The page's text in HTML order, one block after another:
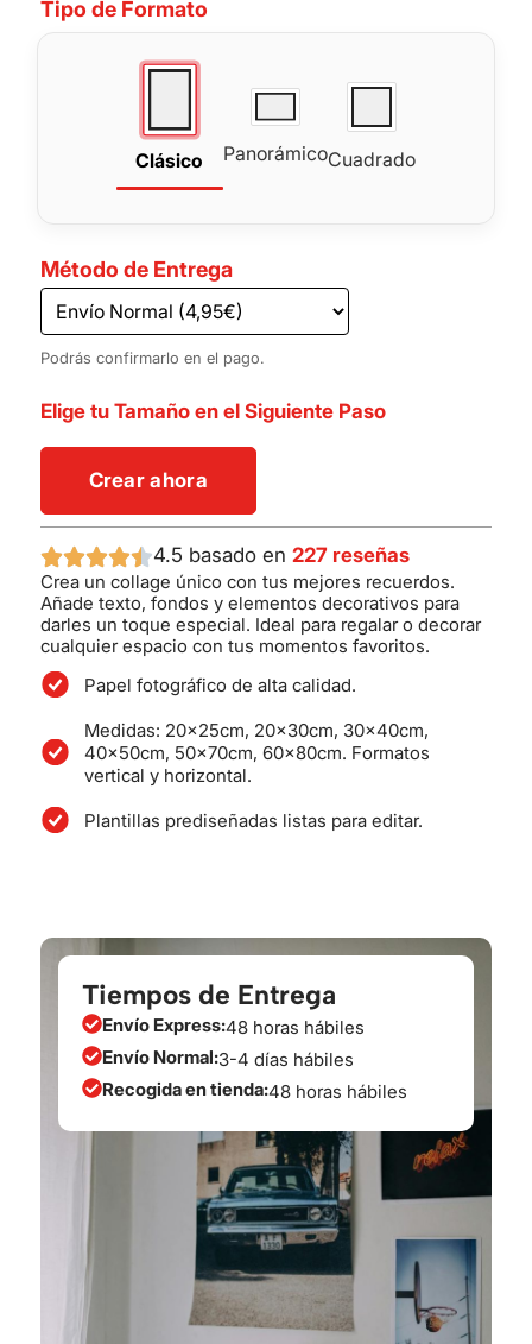
Tipo de Formato
Clásico PanorámicoCuadrado
Método de Entrega
Podrás confirmarlo en el pago.
Elige tu Tamaño en el Siguiente Paso
Crear ahora
4.5 basado en 227 reseñas
Crea un collage único con tus mejores recuerdos.
Añade texto, fondos y elementos decorativos para
darles un toque especial. Ideal para regalar o decorar
cualquier espacio con tus momentos favoritos.
Papel fotográfico de alta calidad.
Medidas: 20x25cm, 20x30cm, 30x40cm,
40x50cm, 50x70cm, 60x80cm. Formatos
vertical y horizontal.
Plantillas prediseñadas listas para editar.
Tiempos de Entrega
Envío Express:48 horas hábiles
Envío Normal:3-4 días hábiles
Recogida en tienda:48 horas hábiles